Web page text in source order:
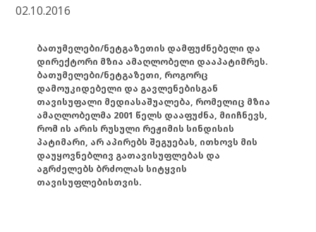
02.10.2016
ბათუმელები/ნეტგაზეთის დამფუძნებელი და
დირექტორი მზია ამაღლობელი დააპატიმრეს.
ბათუმელები/ნეტგაზეთი, როგორც
დამოუკიდებელი და გავლენებისგან
თავისუფალი მედიასაშუალება, რომელიც მზია
ამაღლობელმა 2001 წელს დააფუძნა, მიიჩნევს,
რომ ის არის რუსული რეჟიმის სინდისის
პატიმარი, არ აპირებს შეგუებას, ითხოვს მის
დაუყოვნებლივ გათავისუფლებას და
აგრძელებს ბრძოლას სიტყვის
თავისუფლებისთვის.